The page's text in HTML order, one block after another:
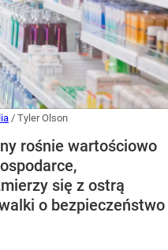
/ Tyler Olson
rośnie wartościowo
się z ostrą
o bezpieczeństwo